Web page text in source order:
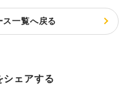
ス一覧へ戻る
シェアする